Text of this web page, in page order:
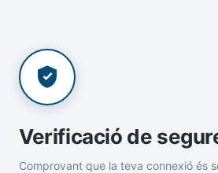
Verificació de
Comprovant que la teva connexió és